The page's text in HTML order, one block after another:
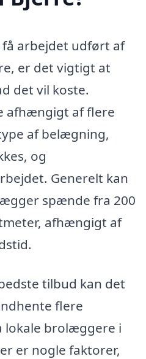
arbejdet udført af
er det vigtigt at
det vil koste.
afhængigt af flere
af belægning,
og
Generelt kan
spænde fra 200
afhængigt af
tilbud kan det
flere
lokale brolæggere i
er nogle faktorer,